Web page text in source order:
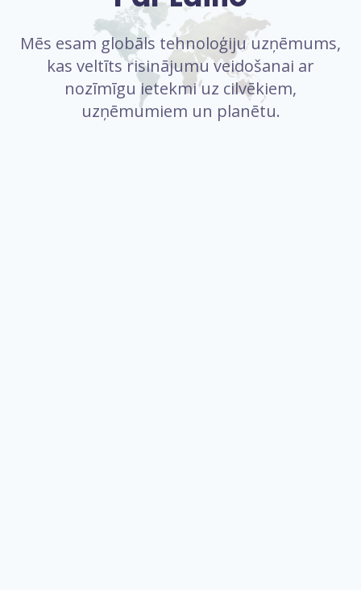
Mēs esam globāls tehnoloģiju uzņēmums,
kas veltīts risinājumu veidošanai ar
nozīmīgu ietekmi uz cilvēkiem,
uzņēmumiem un planētu.